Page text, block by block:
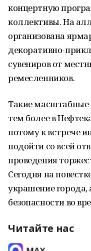
концертную
коллективы. На
организована
декоративно-
сувениров от
ремесленников.
Такие масштабные
тем более в
потому к встрече
подойти со всей
проведения
Сегодня на
украшение города,
безопасности во
Читайте нас